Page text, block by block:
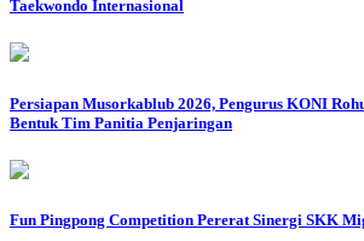
Taekwondo Internasional
Persiapan Musorkablub 2026, Pengurus KONI
Bentuk Tim Panitia Penjaringan
Fun Pingpong Competition Pererat Sinergi SKK